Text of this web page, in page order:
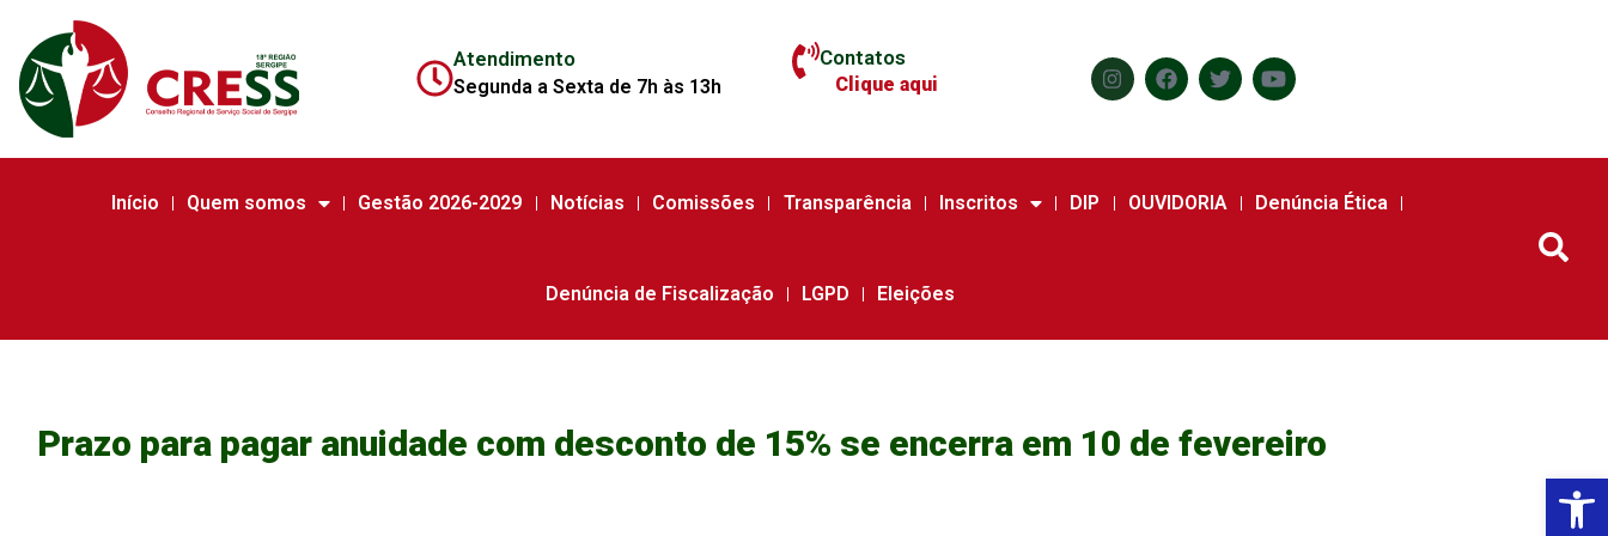
Atendimento
Segunda a Sexta de 7h às 13h
Contatos
Clique aqui
Início Quem somos Gestão 2026-2029 Notícias Comissões Transparência Inscritos DIP OUVIDORIA Denúncia Ética
Denúncia de Fiscalização LGPD Eleições
Prazo para pagar anuidade com desconto de 15% se encerra em 10 de fevereiro